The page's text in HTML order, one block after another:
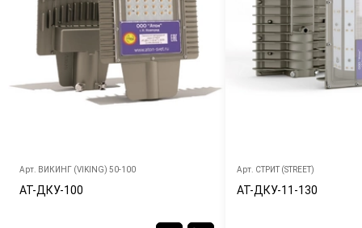
Арт. ВИКИНГ (VIKING) 50-100
АТ-ДКУ-100
Арт. СТРИТ (STREET)
АТ-ДКУ-11-130